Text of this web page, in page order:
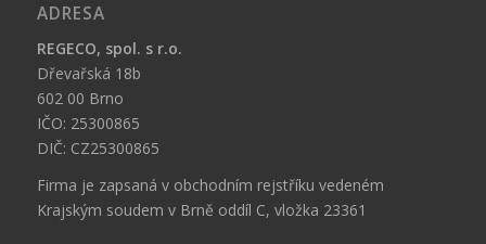
ADRESA
REGECO, spol. s r.o.
Dřevařská 18b
602 00 Brno
IČO: 25300865
DIČ: CZ25300865
Firma je zapsaná v obchodním rejstříku vedeném
Krajským soudem v Brně oddíl C, vložka 23361